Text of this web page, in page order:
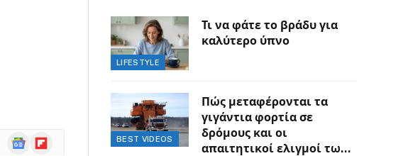
GoogleFlipboard
LIFESTYLE
Τι να φάτε το βράδυ για
καλύτερο ύπνο
BEST VIDEOS
Πώς μεταφέρονται τα
γιγάντια φορτία σε
δρόμους και οι
απαιτητικοί ελιγμοί των